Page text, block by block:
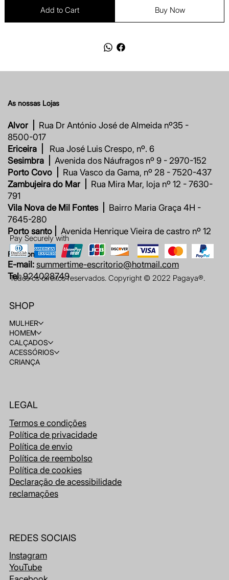
Add to Cart Buy Now
As nossas Lojas
Alvor |
Rua Dr António José de Almeida nº35 -
8500-017
Ericeira |
Rua José Luis Crespo, nº. 6
Sesimbra |
Avenida dos Náufragos nº 9 - 2970-152
Porto Covo |
Rua Vasco da Gama, nº 28 - 7520-437
Zambujeira do Mar |
Rua Mira Mar, loja nº 12 - 7630-
791
Vila Nova de Mil Fontes |
Bairro Maria Graça 4H -
7645-280
Porto santo |
Avenida Henrique Vieira de castro nº 12
Fale connosco
E-mail: summertime-escritorio@hotmail.com
Tel: 924028749
Pay Securely with
Todos os direitos reservados. Copyright © 2022 Pagaya®.
SHOP
MULHER
HOMEM
CALÇADOS
ACESSÓRIOS
CRIANÇA
LEGAL
Termos e condições
Política de privacidade
Política de envio
Política de reembolso
Política de cookies
Declaração de acessibilidade
reclamações
REDES SOCIAIS
Instagram
YouTube